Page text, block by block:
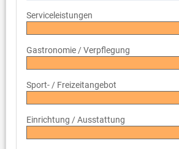
Serviceleistungen
Gastronomie / Verpflegung
Sport- / Freizeitangebot
Einrichtung / Ausstattung